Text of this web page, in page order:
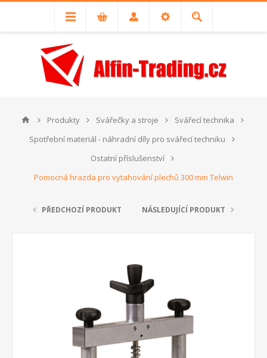
Produkty Svářečky a stroje
Svářecí technika
Spotřební materiál - náhradní díly pro svářecí techniku
Ostatní příslušenství
Pomocná hrazda pro vytahování plechů 300 mm Telwin
PŘEDCHOZÍ PRODUKT NÁSLEDUJÍCÍ PRODUKT